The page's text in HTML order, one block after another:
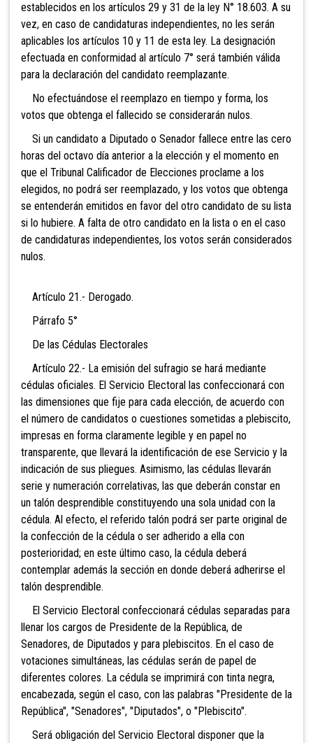
establecidos en los artículos 29 y 31 de la ley N° 18.603. A su
vez, en caso de candidaturas independientes, no les serán
aplicables los artículos 10 y 11 de esta ley. La designación
efectuada en conformidad al artículo 7° será también válida
para la declaración del candidato reemplazante.
No efectuándose el reemplazo en tiempo y forma, los
votos que obtenga el fallecido se considerarán nulos.
Si un candidato a Diputado o Senador fallece entre las cero
horas del octavo día anterior a la elección y el momento en
que el Tribunal Calificador de Elecciones proclame a los
elegidos, no podrá ser reemplazado, y los votos que obtenga
se entenderán emitidos en favor del otro candidato de su lista
si lo hubiere. A falta de otro candidato en la lista o en el caso
de candidaturas independientes, los votos serán considerados
nulos.
Artículo 21.- Derogado.
Párrafo 5°
De las Cédulas Electorales
Artículo 22.- La emisión del sufragio se hará mediante
cédulas oficiales. El Servicio Electoral las confeccionará con
las dimensiones que fije para cada elección, de acuerdo con
el número de candidatos o cuestiones sometidas a plebiscito,
impresas en forma claramente legible y en papel no
transparente, que llevará la identificación de ese Servicio y la
indicación de sus pliegues. Asimismo, las cédulas llevarán
serie y numeración correlativas, las que deberán constar en
un talón desprendible constituyendo una sola unidad con la
cédula. Al efecto, el referido talón podrá ser parte original de
la confección de la cédula o ser adherido a ella con
posterioridad; en este último caso, la cédula deberá
contemplar además la sección en donde deberá adherirse el
talón desprendible.
El Servicio Electoral confeccionará cédulas separadas para
llenar los cargos de Presidente de la República, de
Senadores, de Diputados y para plebiscitos. En el caso de
votaciones simultáneas, las cédulas serán de papel de
diferentes colores. La cédula se imprimirá con tinta negra,
encabezada, según el caso, con las palabras "Presidente de la
República", "Senadores", "Diputados", o "Plebiscito".
Será obligación del Servicio Electoral disponer que la